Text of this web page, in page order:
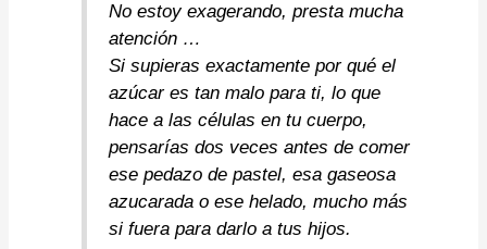
No estoy exagerando, presta mucha
atención …
Si supieras exactamente por qué el
azúcar es tan malo para ti, lo que
hace a las células en tu cuerpo,
pensarías dos veces antes de comer
ese pedazo de pastel, esa gaseosa
azucarada o ese helado, mucho más
si fuera para darlo a tus hijos.